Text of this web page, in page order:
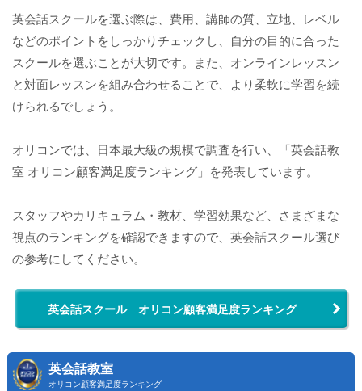
英会話スクールを選ぶ際は、費用、講師の質、立地、レベル
などのポイントをしっかりチェックし、自分の目的に合った
スクールを選ぶことが大切です。また、オンラインレッスン
と対面レッスンを組み合わせることで、より柔軟に学習を続
けられるでしょう。
オリコンでは、日本最大級の規模で調査を行い、「英会話教
室 オリコン顧客満足度ランキング」を発表しています。
スタッフやカリキュラム・教材、学習効果など、さまざまな
視点のランキングを確認できますので、英会話スクール選び
の参考にしてください。
英会話スクール オリコン顧客満足度ランキング
英会話教室
オリコン顧客満足度ランキング